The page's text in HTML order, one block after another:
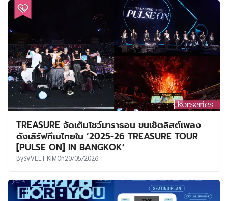
TREASURE จัดเต็มโชว์มาราธอน ขนเซ็ตลิสต์เพลง
ดังเสิร์ฟทึเมไทยใน ‘2025-26 TREASURE TOUR
[PULSE ON] IN BANGKOK’
BySVVEET KIMOn20/05/2026